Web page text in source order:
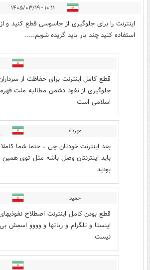
۱۰:۱۱ - ۱۴۰۵/۰۳/۱۹
اینترنت را برای جلوگیری از جاسوسی قطع کنید و
استفاده کنید چند بار باید گزیده شویم.....
قطع کامل اینترنت برای حفاظت از
جلوگیری از نفوذ دشمن مطالبه ملت
اسلامی است
مهرداد
بعد اینترنت خودتان چی ، حتما شما
باید اینترنتان وصل باشه مثل توی
بودید
حمید
قطع بودن کامل اینترنت اصطلاح
اینستا و تلگرام و رباتها و وووو اسمش
نیست